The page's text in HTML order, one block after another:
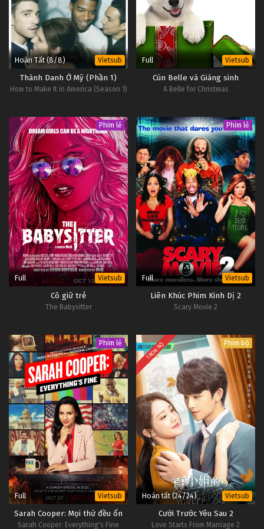
Hoàn Tất (8/8) Vietsub
Thành Danh Ở Mỹ (Phần 1)
How to Make It in America (Season 1)
Full Vietsub
Cún Belle và Giáng sinh
A Belle for Christmas
Phim lẻ
Full Vietsub
Cô giữ trẻ
The Babysitter
Phim lẻ
Full Vietsub
Liên Khúc Phim Kinh Dị 2
Scary Movie 2
Phim lẻ
Full Vietsub
Sarah Cooper: Mọi thứ đều ổn
Sarah Cooper: Everything's Fine
TRỌN BỘ Phim bộ
Hoàn tất (24/24) Vietsub
Cưới Trước Yêu Sau 2
Love Starts From Marriage 2